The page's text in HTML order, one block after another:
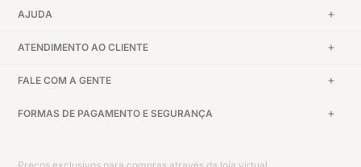
AJUDA
ATENDIMENTO AO CLIENTE
FALE COM A GENTE
FORMAS DE PAGAMENTO E SEGURANÇA